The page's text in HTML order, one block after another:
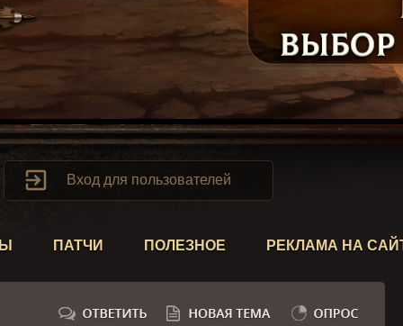
 Вход для пользователей
ПАТЧИ ПОЛЕЗНОЕ РЕКЛАМА НА